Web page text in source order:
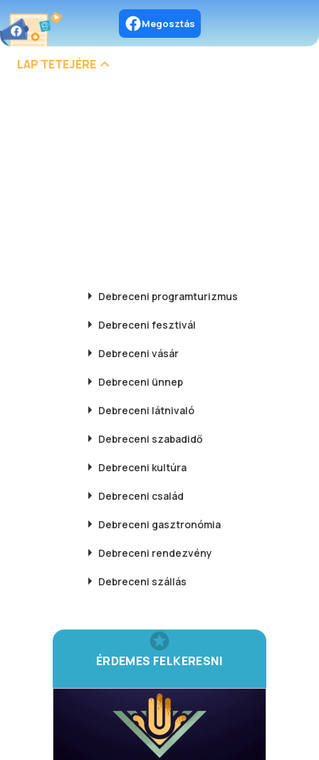
Megosztás
LAP TETEJÉRE
Debreceni programturizmus
Debreceni fesztivál
Debreceni vásár
Debreceni ünnep
Debreceni látnivaló
Debreceni szabadidő
Debreceni kultúra
Debreceni család
Debreceni gasztronómia
Debreceni rendezvény
Debreceni szállás
ÉRDEMES FELKERESNI